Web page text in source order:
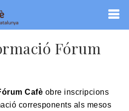
Fórum
Cafè obre inscripcions
corresponents als mesos